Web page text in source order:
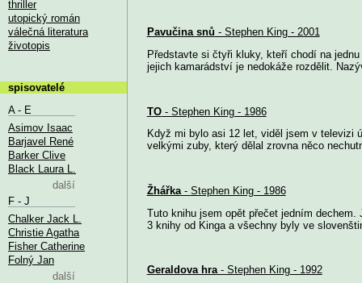
Pavučina snů - Stephen King - 2001
Představte si čtyři kluky, kteří chodí na
jejich kamarádství je nedokáže rozdělit.
TO- Stephen King - 1986
Když mi bylo asi 12 let, viděl jsem v televizi
velkými zuby, který dělal zrovna něco
Žhářka- Stephen King - 1986
Tuto knihu jsem opět přečet jedním
3 knihy od Kinga a všechny byly ve
Geraldova hra- Stephen King - 1992
thriller
utopický román
válečná literatura
životopis
spisovatelé
A - E
Asimov Isaac
Barjavel René
Barker Clive
Black Laura L.
další
F - J
Chalker Jack L.
Christie Agatha
Fisher Catherine
Folný Jan
další